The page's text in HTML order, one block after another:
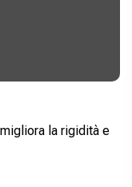
la rigidità e